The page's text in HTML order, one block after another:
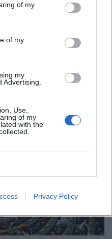
of my
of my
my
Advertising.
Use,
of my
with the
Privacy Policy
így spórolnak
napokon az élelmes
a villanyszámla,
nem tudatosan